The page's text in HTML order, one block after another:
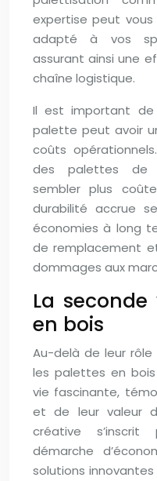
expertise peut vous
adapté à vos
assurant ainsi une
chaîne logistique.
Il est important
palette peut avoir
coûts
des palettes de
sembler plus
durabilité accrue
économies à long
de remplacement
dommages aux
La
en bois
Au-delà de leur rôle
les palettes en
vie fascinante,
et de leur valeur
créative
démarche
solutions